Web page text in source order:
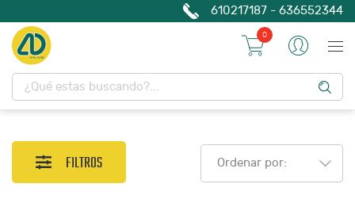
610217187 - 636552344
0
FILTROS Ordenar por: